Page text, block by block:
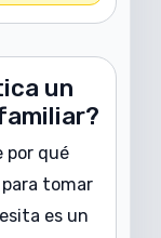
un
por qué
tomar
es un